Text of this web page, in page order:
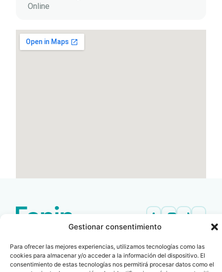
Gestionar consentimiento
Para ofrecer las mejores experiencias, utilizamos tecnologías como las
cookies para almacenar y/o acceder a la información del dispositivo. El
consentimiento de estas tecnologías nos permitirá procesar datos como el
Online
info@fenin.es
C/ Villanueva, 20 - 1-
Travesera de Gracia, 56 -
1º, 3ª 08006
932 014 655